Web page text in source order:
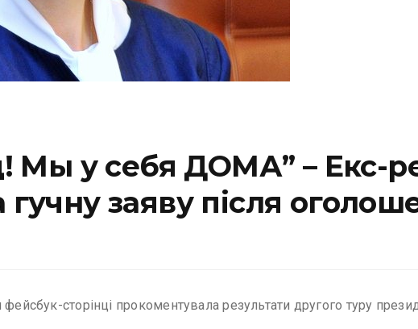
Мы у себя ДОМА” – Екс-
заяву після
сторінці прокоментувала результати другого туру